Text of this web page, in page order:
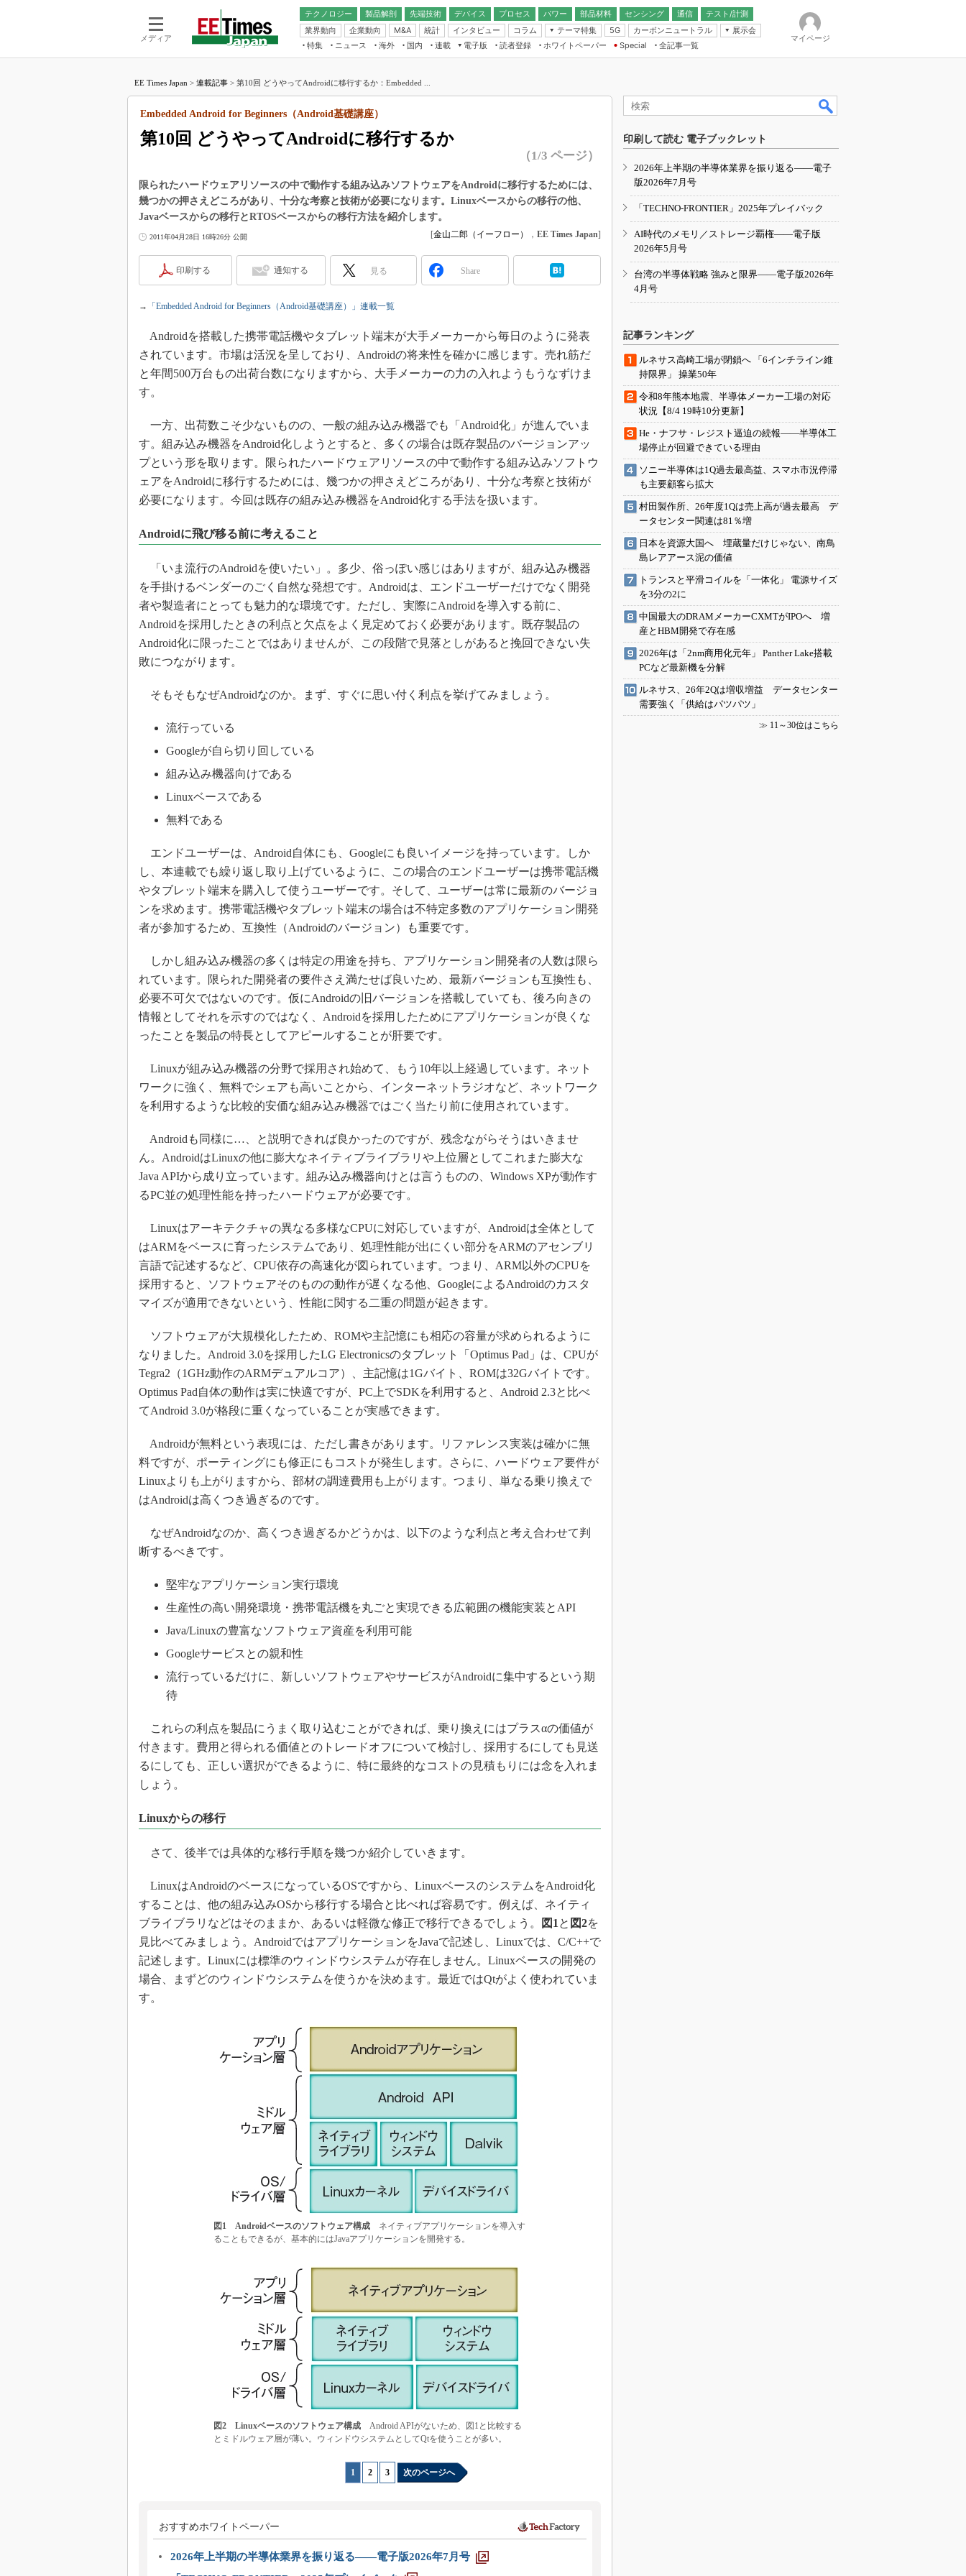
メディア
テクノロジー 製品解剖
先端技術
電池／エネルギー
デバイス
アナログ
マイコン
FPGA
プロセス パワー 部品材料 センシング
通信
無線
テスト/計測
業界動向
企業動向 M&A 統計 インタビュー コラム
テーマ特集
フィジカルAI
読者調査（EE Times Research）
IoT
電源設計（EDN Japan）
Japan）
5G カーボンニュートラル
展示会
IoT・エッジコンピューティング
EXPO
TECHNO-FRONTIER
人とくるま展
特集 ニュース 海外 国内
連載
福田昭のデバイス通信
湯之上隆のナノフォーカス
大原雄介のエレ・組み込みプレイバ
リタイア直前エンジニアの社会人大
学漂流記
世界を「数字」で回してみよう
この10年で起こったこと、次の10年
で起こること
製品分解で探るアジアの新トレンド
“異端児エンジニア”が仕掛けた社内
改革、執念の180日
イノベーションは日本を救うのか
IHSアナリスト「未来展望」
「英語に愛されないエンジニア」の
ための新行動論
電子版
電子ブックレット
読者登録 ホワイトペーパー
Special
全記事一覧
マイページ
EE Times Japan > 連載記事 > 第10回 どうやってAndroidに移行するか：Embedded ...
第10回 どうやってAndroidに移行するか
Embedded Android for Beginners（Android基礎講座）
（1/3 ページ）
限られたハードウェアリソースの中で動作する組み込みソフトウェアをAndroidに移行するためには、
幾つかの押さえどころがあり、十分な考察と技術が必要になります。Linuxベースからの移行の他、
Javaベースからの移行とRTOSベースからの移行方法を紹介します。
2011年04月28日 16時26分 公開 [金山二郎（イーフロー） ， EE Times Japan]
印刷する 通知する 見る Share
→ 「Embedded Android for Beginners（Android基礎講座）」連載一覧
Androidを搭載した携帯電話機やタブレット端末が大手メーカーから毎日のように発表
されています。市場は活況を呈しており、Androidの将来性を確かに感じます。売れ筋だ
と年間500万台もの出荷台数になりますから、大手メーカーの力の入れようもうなずけま
す。
一方、出荷数こそ少ないものの、一般の組み込み機器でも「Android化」が進んでいま
す。組み込み機器をAndroid化しようとすると、多くの場合は既存製品のバージョンアッ
プという形を取ります。限られたハードウェアリソースの中で動作する組み込みソフトウ
ェアをAndroidに移行するためには、幾つかの押さえどころがあり、十分な考察と技術が
必要になります。今回は既存の組み込み機器をAndroid化する手法を扱います。
Androidに飛び移る前に考えること
「いま流行のAndroidを使いたい」。多少、俗っぽい感じはありますが、組み込み機器
を手掛けるベンダーのごく自然な発想です。Androidは、エンドユーザーだけでなく開発
者や製造者にとっても魅力的な環境です。ただし、実際にAndroidを導入する前に、
Androidを採用したときの利点と欠点をよく見定めておく必要があります。既存製品の
Android化に限ったことではありませんが、この段階で見落としがあると挽回できない失
敗につながります。
そもそもなぜAndroidなのか。まず、すぐに思い付く利点を挙げてみましょう。
流行っている
Googleが自ら切り回している
組み込み機器向けである
Linuxベースである
無料である
エンドユーザーは、Android自体にも、Googleにも良いイメージを持っています。しか
し、本連載でも繰り返し取り上げているように、この場合のエンドユーザーは携帯電話機
やタブレット端末を購入して使うユーザーです。そして、ユーザーは常に最新のバージョ
ンを求めます。携帯電話機やタブレット端末の場合は不特定多数のアプリケーション開発
者が参加するため、互換性（Androidのバージョン）も重要です。
しかし組み込み機器の多くは特定の用途を持ち、アプリケーション開発者の人数は限ら
れています。限られた開発者の要件さえ満たせば良いため、最新バージョンも互換性も、
必要不可欠ではないのです。仮にAndroidの旧バージョンを搭載していても、後ろ向きの
情報としてそれを示すのではなく、Androidを採用したためにアプリケーションが良くな
ったことを製品の特長としてアピールすることが肝要です。
Linuxが組み込み機器の分野で採用され始めて、もう10年以上経過しています。ネット
ワークに強く、無料でシェアも高いことから、インターネットラジオなど、ネットワーク
を利用するような比較的安価な組み込み機器ではごく当たり前に使用されています。
Androidも同様に…、と説明できれば良かったのですが、残念ながらそうはいきませ
ん。AndroidはLinuxの他に膨大なネイティブライブラリや上位層としてこれまた膨大な
Java APIから成り立っています。組み込み機器向けとは言うものの、Windows XPが動作す
るPC並の処理性能を持ったハードウェアが必要です。
Linuxはアーキテクチャの異なる多様なCPUに対応していますが、Androidは全体として
はARMをベースに育ったシステムであり、処理性能が出にくい部分をARMのアセンブリ
言語で記述するなど、CPU依存の高速化が図られています。つまり、ARM以外のCPUを
採用すると、ソフトウェアそのものの動作が遅くなる他、GoogleによるAndroidのカスタ
マイズが適用できないという、性能に関する二重の問題が起きます。
ソフトウェアが大規模化したため、ROMや主記憶にも相応の容量が求められるように
なりました。Android 3.0を採用したLG Electronicsのタブレット「Optimus Pad」は、CPUが
Tegra2（1GHz動作のARMデュアルコア）、主記憶は1Gバイト、ROMは32Gバイトです。
Optimus Pad自体の動作は実に快適ですが、PC上でSDKを利用すると、Android 2.3と比べ
てAndroid 3.0が格段に重くなっていることが実感できます。
Androidが無料という表現には、ただし書きがあります。リファレンス実装は確かに無
料ですが、ポーティングにも修正にもコストが発生します。さらに、ハードウェア要件が
Linuxよりも上がりますから、部材の調達費用も上がります。つまり、単なる乗り換えで
はAndroidは高くつき過ぎるのです。
なぜAndroidなのか、高くつき過ぎるかどうかは、以下のような利点と考え合わせて判
断するべきです。
堅牢なアプリケーション実行環境
生産性の高い開発環境・携帯電話機を丸ごと実現できる広範囲の機能実装とAPI
Java/Linuxの豊富なソフトウェア資産を利用可能
Googleサービスとの親和性
流行っているだけに、新しいソフトウェアやサービスがAndroidに集中するという期
待
これらの利点を製品にうまく取り込むことができれば、乗り換えにはプラスαの価値が
付きます。費用と得られる価値とのトレードオフについて検討し、採用するにしても見送
るにしても、正しい選択ができるように、特に最終的なコストの見積もりには念を入れま
しょう。
Linuxからの移行
さて、後半では具体的な移行手順を幾つか紹介していきます。
LinuxはAndroidのベースになっているOSですから、LinuxベースのシステムをAndroid化
することは、他の組み込みOSから移行する場合と比べれば容易です。例えば、ネイティ
ブライブラリなどはそのままか、あるいは軽微な修正で移行できるでしょう。
図1 と 図2を
見比べてみましょう。AndroidではアプリケーションをJavaで記述し、Linuxでは、C/C++で
記述します。Linuxには標準のウィンドウシステムが存在しません。Linuxベースの開発の
場合、まずどのウィンドウシステムを使うかを決めます。最近ではQtがよく使われていま
す。
図1 Androidベースのソフトウェア構成ネイティブアプリケーションを導入す
ることもできるが、基本的にはJavaアプリケーションを開発する。
図2 Linuxベースのソフトウェア構成Android APIがないため、図1と比較する
とミドルウェア層が薄い。ウィンドウシステムとしてQtを使うことが多い。
1 2 3 次のページへ
おすすめホワイトペーパー
2026年上半期の半導体業界を振り返る――電子版2026年7月号
印刷して読む 電子ブックレット
2026年上半期の半導体業界を振り返る――電子
版2026年7月号
「TECHNO-FRONTIER」2025年プレイバック
AI時代のメモリ／ストレージ覇権――電子版
2026年5月号
台湾の半導体戦略 強みと限界――電子版2026年
4月号
記事ランキング
ルネサス高崎工場が閉鎖へ 「6インチライン維
持限界」 操業50年
令和8年熊本地震、半導体メーカー工場の対応
状況【8/4 19時10分更新】
He・ナフサ・レジスト逼迫の続報――半導体工
場停止が回避できている理由
ソニー半導体は1Q過去最高益、スマホ市況停滞
も主要顧客ら拡大
村田製作所、26年度1Qは売上高が過去最高 デ
ータセンター関連は81％増
日本を資源大国へ 埋蔵量だけじゃない、南鳥
島レアアース泥の価値
トランスと平滑コイルを「一体化」 電源サイズ
を3分の2に
中国最大のDRAMメーカーCXMTがIPOへ 増
産とHBM開発で存在感
2026年は「2nm商用化元年」 Panther Lake搭載
PCなど最新機を分解
ルネサス、26年2Qは増収増益 データセンター
需要強く「供給はパツパツ」
≫ 11～30位はこちら